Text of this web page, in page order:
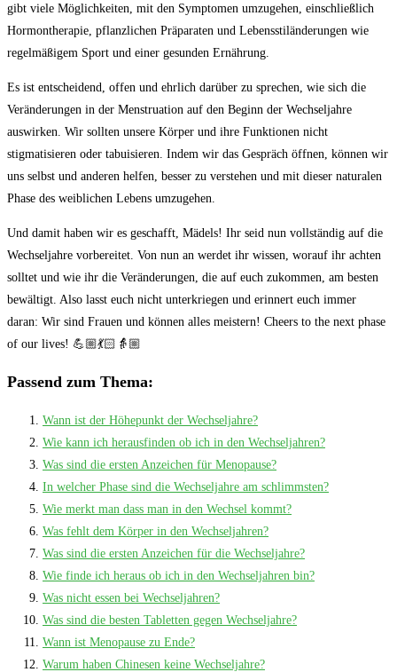
gibt viele Möglichkeiten, mit den Symptomen umzugehen, einschließlich
Hormontherapie, pflanzlichen Präparaten und Lebensstiländerungen wie
regelmäßigem Sport und einer gesunden Ernährung.
Es ist entscheidend, offen und ehrlich darüber zu sprechen, wie sich die
Veränderungen in der Menstruation auf den Beginn der Wechseljahre
auswirken. Wir sollten unsere Körper und ihre Funktionen nicht
stigmatisieren oder tabuisieren. Indem wir das Gespräch öffnen, können wir
uns selbst und anderen helfen, besser zu verstehen und mit dieser naturalen
Phase des weiblichen Lebens umzugehen.
Und damit haben wir es geschafft, Mädels! Ihr seid nun vollständig auf die
Wechseljahre vorbereitet. Von nun an werdet ihr wissen, worauf ihr achten
solltet und wie ihr die Veränderungen, die auf euch zukommen, am besten
bewältigt. Also lasst euch nicht unterkriegen und erinnert euch immer
daran: Wir sind Frauen und können alles meistern! Cheers to the next phase
of our lives! 💪🏼💃🏻👵🏼
Passend zum Thema:
Wann ist der Höhepunkt der Wechseljahre?
Wie kann ich herausfinden ob ich in den Wechseljahren?
Was sind die ersten Anzeichen für Menopause?
In welcher Phase sind die Wechseljahre am schlimmsten?
Wie merkt man dass man in den Wechsel kommt?
Was fehlt dem Körper in den Wechseljahren?
Was sind die ersten Anzeichen für die Wechseljahre?
Wie finde ich heraus ob ich in den Wechseljahren bin?
Was nicht essen bei Wechseljahren?
Was sind die besten Tabletten gegen Wechseljahre?
Wann ist Menopause zu Ende?
Warum haben Chinesen keine Wechseljahre?